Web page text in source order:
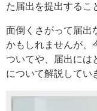
た届出を提出するこ
面倒くさがって届出
かもしれませんが、
ついてや、届出には
について解説してい